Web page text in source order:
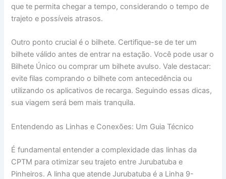
que te permita chegar a tempo, considerando o tempo de
trajeto e possíveis atrasos.
Outro ponto crucial é o bilhete. Certifique-se de ter um
bilhete válido antes de entrar na estação. Você pode usar o
Bilhete Único ou comprar um bilhete avulso. Vale destacar:
evite filas comprando o bilhete com antecedência ou
utilizando os aplicativos de recarga. Seguindo essas dicas,
sua viagem será bem mais tranquila.
Entendendo as Linhas e Conexões: Um Guia Técnico
É fundamental entender a complexidade das linhas da
CPTM para otimizar seu trajeto entre Jurubatuba e
Pinheiros. A linha que atende Jurubatuba é a Linha 9-